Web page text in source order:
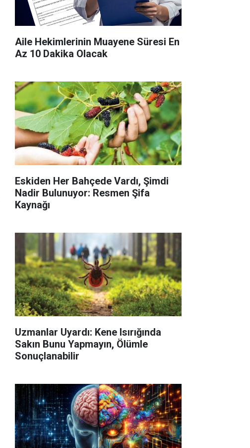
Aile Hekimlerinin Muayene Süresi En
Az 10 Dakika Olacak
Eskiden Her Bahçede Vardı, Şimdi
Nadir Bulunuyor: Resmen Şifa
Kaynağı
Uzmanlar Uyardı: Kene Isırığında
Sakın Bunu Yapmayın, Ölümle
Sonuçlanabilir